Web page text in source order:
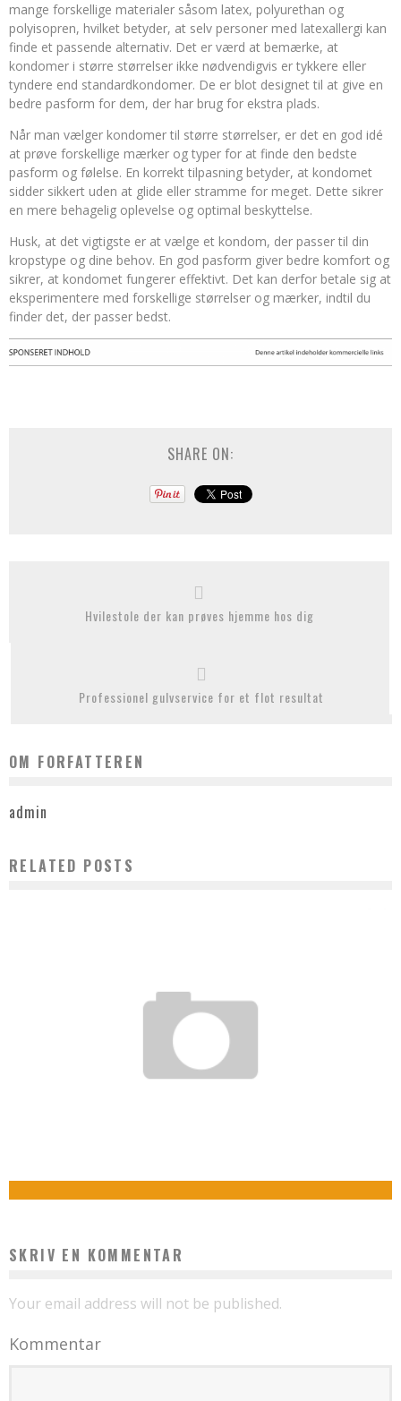
mange forskellige materialer såsom latex, polyurethan og
polyisopren, hvilket betyder, at selv personer med latexallergi kan
finde et passende alternativ. Det er værd at bemærke, at
kondomer i større størrelser ikke nødvendigvis er tykkere eller
tyndere end standardkondomer. De er blot designet til at give en
bedre pasform for dem, der har brug for ekstra plads.
Når man vælger kondomer til større størrelser, er det en god idé
at prøve forskellige mærker og typer for at finde den bedste
pasform og følelse. En korrekt tilpasning betyder, at kondomet
sidder sikkert uden at glide eller stramme for meget. Dette sikrer
en mere behagelig oplevelse og optimal beskyttelse.
Husk, at det vigtigste er at vælge et kondom, der passer til din
kropstype og dine behov. En god pasform giver bedre komfort og
sikrer, at kondomet fungerer effektivt. Det kan derfor betale sig at
eksperimentere med forskellige størrelser og mærker, indtil du
finder det, der passer bedst.
SHARE ON:
Hvilestole der kan prøves hjemme hos dig
Professionel gulvservice for et flot resultat
OM FORFATTEREN
admin
RELATED POSTS
SKRIV EN KOMMENTAR
Your email address will not be published.
Kommentar